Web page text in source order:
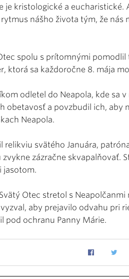
je kristologické a
nášho života tým, že nás
spolu s prítomnými
ktorá sa každoročne 8. mája
odletel do Neapola, kde sa
obetavosť a povzbudil ich, aby
Neapola.
relikviu svätého Januára,
zázračne skvapalňovať.
jasotom.
Otec stretol s
aby prejavilo odvahu pri
pod ochranu Panny Márie.